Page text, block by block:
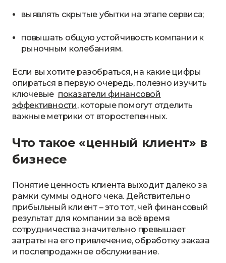
выявлять скрытые убытки на этапе сервиса;
повышать общую устойчивость компании к
рыночным колебаниям.
Если вы хотите разобраться, на какие цифры
опираться в первую очередь, полезно изучить
ключевые показатели финансовой
эффективности, которые помогут отделить
важные метрики от второстепенных.
Что такое «ценный клиент» в
бизнесе
Понятие ценность клиента выходит далеко за
рамки суммы одного чека. Действительно
прибыльный клиент – это тот, чей финансовый
результат для компании за всё время
сотрудничества значительно превышает
затраты на его привлечение, обработку заказа
и послепродажное обслуживание.